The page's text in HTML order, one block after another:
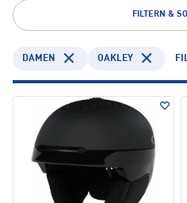
FILTERN &
DAMEN OAKLEY